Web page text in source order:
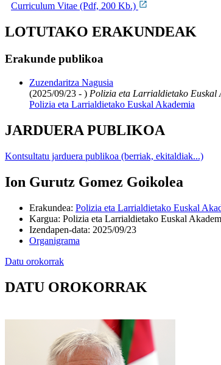
Curriculum Vitae (Pdf, 200 Kb.)
LOTUTAKO ERAKUNDEAK
Erakunde publikoa
Zuzendaritza Nagusia
(2025/09/23 - ) Polizia eta Larrialdietako Euskal
Polizia eta Larrialdietako Euskal Akademia
JARDUERA PUBLIKOA
Kontsultatu jarduera publikoa (berriak, ekitaldiak...)
Ion Gurutz Gomez Goikolea
Erakundea: Polizia eta Larrialdietako Euskal
Kargua: Polizia eta Larrialdietako Euskal
Izendapen-data: 2025/09/23
Organigrama
Datu orokorrak
DATU OROKORRAK